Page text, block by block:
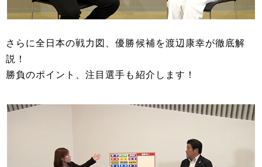
さらに全日本の戦力図、優勝候補を渡辺康幸が徹底解
説！
勝負のポイント、注目選手も紹介します！